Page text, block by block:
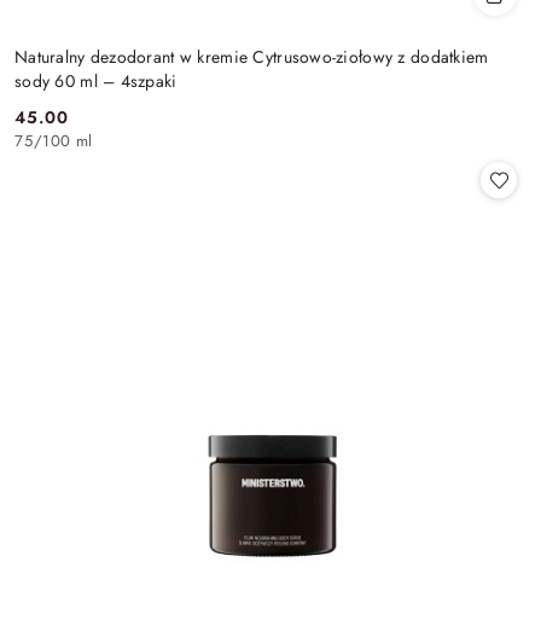
Naturalny dezodorant w kremie Cytrusowo-ziołowy z dodatkiem
sody 60 ml – 4szpaki
Cena:
45.00
75/100 ml